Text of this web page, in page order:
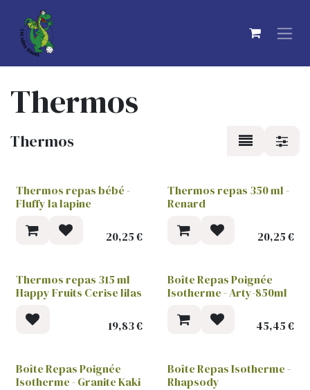
Se rendre au contenu
Thermos
Thermos
Thermos repas bébé -
Fluffy la lapine
20,25€
Thermos repas 350 ml -
Renard
20,25€
Thermos repas 315 ml
Happy Fruits Cerise lilas
19,83€
Boîte Repas Poignée
Isotherme - Arty-850ml
45,45€
Boîte Repas Poignée
Isotherme - Granite Kaki
Boîte Repas Isotherme -
Rhapsody